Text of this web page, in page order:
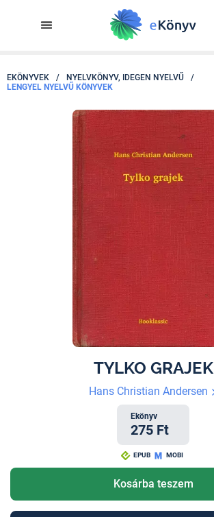
EKÖNYVEK / NYELVKÖNYV, IDEGEN NYELVŰ
/
LENGYEL NYELVŰ KÖNYVEK
TYLKO GRAJEK
Hans Christian Andersen
Ekönyv
275 Ft
EPUB MOBI
Kosárba teszem